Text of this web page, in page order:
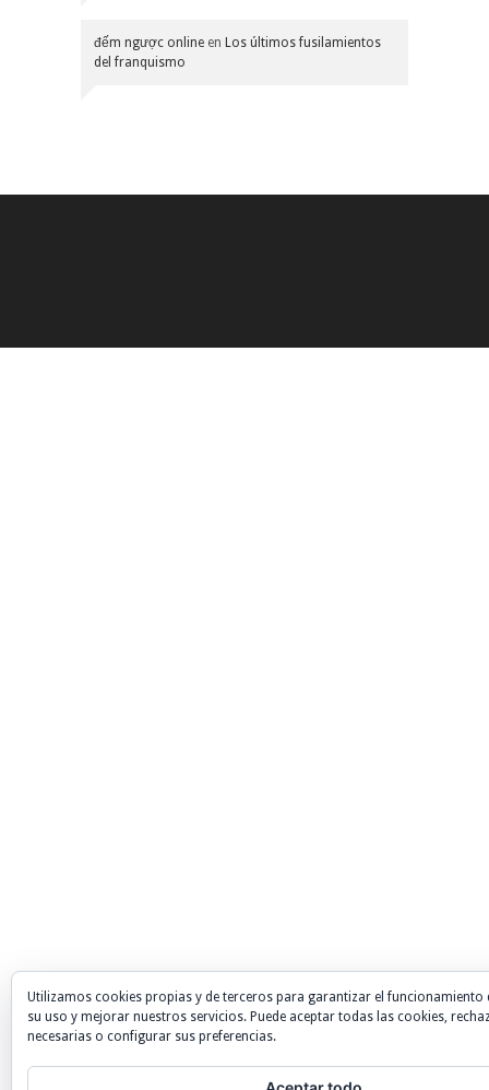
đếm ngược online en Los últimos fusilamientos
del franquismo
Utilizamos cookies propias y de terceros para garantizar el funcionamiento
su uso y mejorar nuestros servicios. Puede aceptar todas las cookies,
necesarias o configurar sus preferencias.